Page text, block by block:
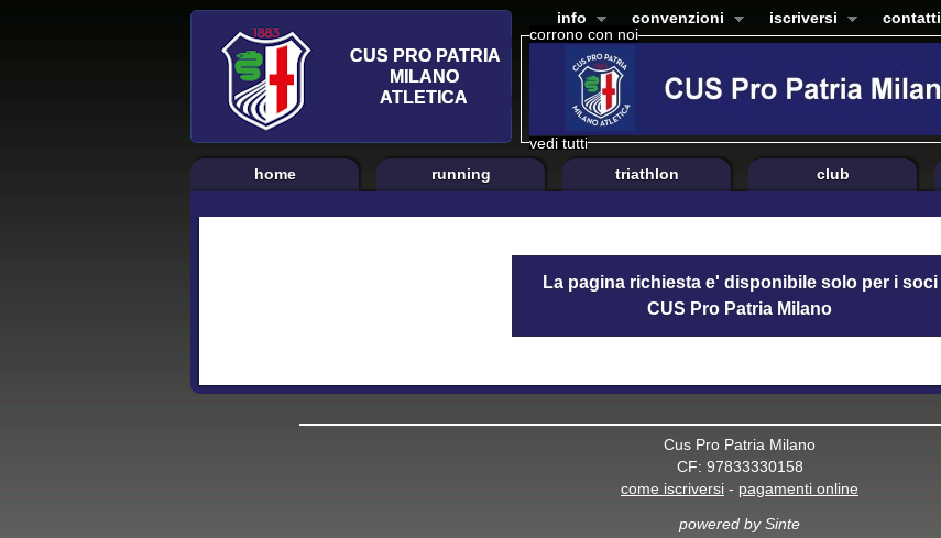
corrono con noi
vedi tutti
info convenzioni iscriversi contatti
home running triathlon club
La pagina richiesta e' disponibile solo per i soci
CUS Pro Patria Milano
Cus Pro Patria Milano
CF: 97833330158
come iscriversi - pagamenti online
powered by Sinte